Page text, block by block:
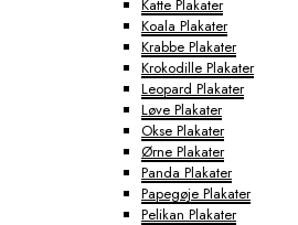
Katte Plakater
Koala Plakater
Krabbe Plakater
Krokodille Plakater
Leopard Plakater
Løve Plakater
Okse Plakater
Ørne Plakater
Panda Plakater
Papegøje Plakater
Pelikan Plakater